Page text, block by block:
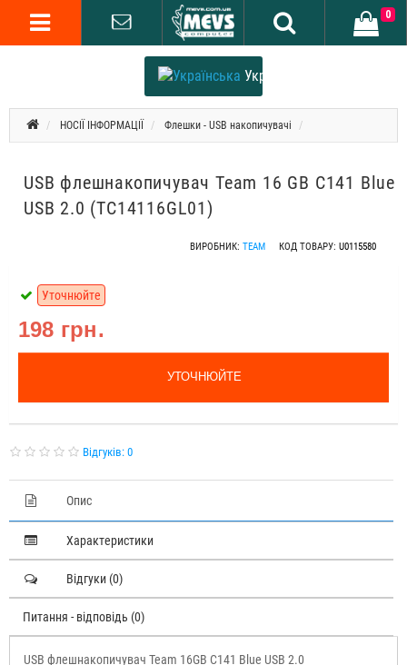
Українська
0
НОСІЇ ІНФОРМАЦІЇ Флешки - USB накопичувачі
USB флешнакопичувач Team 16 GB C141 Blue
USB 2.0 (TC14116GL01)
ВИРОБНИК: TEAM КОД ТОВАРУ: U0115580
198 грн.
Уточнюйте
УТОЧНЮЙТЕ
Відгуків: 0
Опис
Характеристики
Відгуки (0)
Питання - відповідь (0)
USB флешнакопичувач Team 16GB C141 Blue USB 2.0